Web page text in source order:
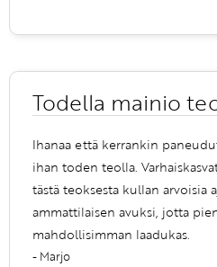
Todella mainio
Ihanaa että kerrankin
ihan toden teolla.
tästä teoksesta kullan arvoisia
ammattilaisen avuksi, jotta
mahdollisimman laadukas.
- Marjo